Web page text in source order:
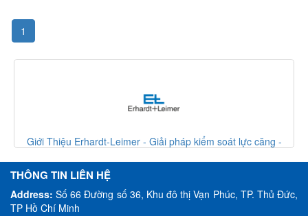
1
Giới Thiệu Erhardt-Leimer - Giải pháp kiểm soát lực căng -
THÔNG TIN LIÊN HỆ
Address:Số 66 Đường số 36, Khu đô thị Vạn Phúc, TP. Thủ Đức,
TP Hồ Chí Minh